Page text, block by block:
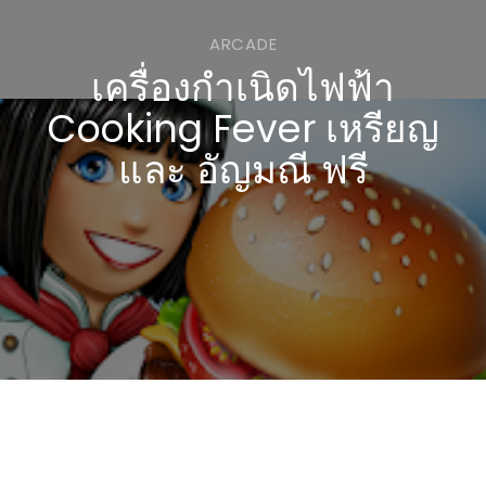
ARCADE
เครื่องกำเนิดไฟฟ้า
Cooking Fever เหรียญ
และ อัญมณี ฟรี